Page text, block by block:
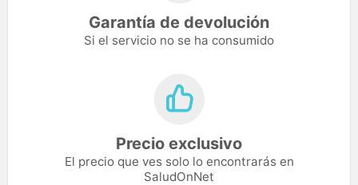
Garantía de devolución
Si el servicio no se ha consumido
Precio exclusivo
El precio que ves solo lo encontrarás en
SaludOnNet